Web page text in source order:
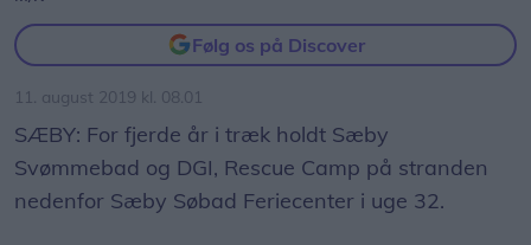
11. august 2019 kl. 08.01
SÆBY: For fjerde år i træk holdt Sæby
Svømmebad og DGI, Rescue Camp på stranden
nedenfor Sæby Søbad Feriecenter i uge 32.